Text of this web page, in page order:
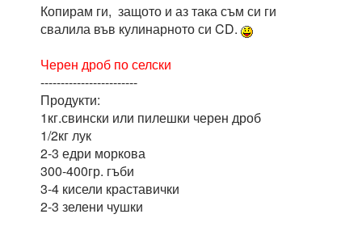
Копирам ги, защото и аз така съм си ги
свалила във кулинарното си CD.
Черен дроб по селски
------------------------
Продукти:
1кг.свински или пилешки черен дроб
1/2кг лук
2-3 едри моркова
300-400гр. гъби
3-4 кисели краставички
2-3 зелени чушки